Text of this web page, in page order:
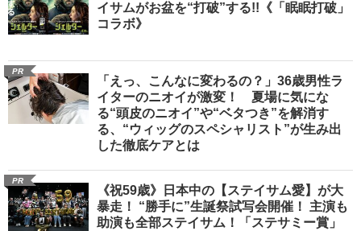
イサムがお盆を“打破”する!!《「眠眠打破」
コラボ》
PR
「えっ、こんなに変わるの？」36歳男性ラ
イターのニオイが激変！ 夏場に気にな
る“頭皮のニオイ”や“ベタつき”を解消す
る、“ウィッグのスペシャリスト”が生み出
した徹底ケアとは
PR
《祝59歳》日本中の【ステイサム愛】が大
暴走！ “勝手に”生誕祭試写会開催！ 主演も
助演も全部ステイサム！「ステサミー賞」